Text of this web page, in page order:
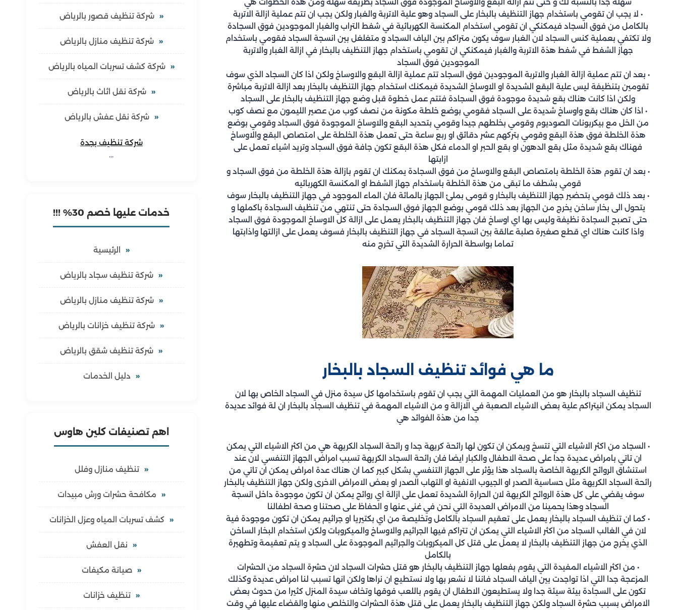
سهلة جدا بالنسبة لك و حتى تتم ازالة البقع والاوساخ الموجودة فوق السجاد بطريقة سهلة ومن هذة الخطوات هي
• لا يجب ان تقومي باستخدام جهاز التنظيف بالبخار على السجاد وهو علية الاتربة والغبار ولكن يجب ان تتم عملية ازالة الاتربة
بالكامل من فوق السجاد فيمكنكي ان تقومي استخدام المكنسة الكهربائية في شفط التراب والغبار الموجودين فوق السجادة
ولا تكتفي بعملية كنس السجاد لان الغبار سوف يكون متراكم بين الياف السجاد و متغلغل بين انسجة السجاد فقومي باستخدام
جهاز الشفط في شفط هذة الاتربة والغبار فيمكنكي ان تقومي باستخدام جهاز التنظيف بالبخار في ازالة الغبار والاتربة
الموجودين فوق السجاد
• بعد ان تتم عملية ازالة الغبار والاتربة الموجودين فوق السجاد تتم عملية ازالة البقع والاوساخ ولكن اذا كان السجاد الذي سوف
تقومين بتنظيفة ليس علية البقع الشديدة او الاوساخ الشديدة فيمكنك استخدام جهاز التنظيف بالبخار بعد ازالة الاتربة مباشرة
ولكن اذا كانت هناك بقع شديدة موجودة فوق السجادة فتتم عمل خطوة قبل وضع جهاز التنظيف بالبخار على السجاد
• اذا كان هناك بقع واوساخ شديدة على السجاد فقومي بوضع خلطة مكونة من نصف كوب من عصير الليمون مع نصف كوب
من الخل مع بيكربونات الصوديوم وقومي بخلطهم جيدا وقومي بتحديد البقع والاوساخ الموجودة فوق السجاد وقومي بوضع
هذة الخلطة فوق هذة البقع وقومي بتركهم عشر دقائق او ربع ساعة حتى تعمل هذة الخلطة على امتصاص البقع والاوساخ
فهناك بقع شديدة مثل بقع الدهون او بقع الحبر او الدماء فكل هذة البقع تكون جافة فوق السجاد وتريد اشياء تعمل على
ازابتها
• بعد ان تقوم هذة الخلطة بامتصاص البقع والاوساخ من فوق السجادة يمكنك ان تقوم بازالة هذة الخلطة من فوق السجاد و
قومي بشطف ما تبقى من هذة الخلطة باستخدام جهاز الشفط او المكنسة الكهربائيه
• بعد ذلك قومي بتحضير جهاز التنظيف بالبخار و قومى بملئ الجهاز بالمائة فان الماء الموجود في جهاز التنظيف بالبخار سوف
يتحول الى بخار ساخن يخرج من الجهاز بعد ذلك قومي بوضع الجهاز فوق السجادة حتى تنتهي من تنظيف السجادة باكملها و
حتى تصبح السجادة نظيفة وليس بها اي اوساخ فان جهاز التنظيف بالبخار يعمل على ازالة كل الاوساخ الموجودة فوق السجاد
واذا كانت هناك اي قطع صغيرة صلبة عالقة بين انسجة السجاد في جهاز التنظيف بالبخار فسوف يعمل على ازالتها واذابتها
تماما بواسطة الحرارة الشديدة التي تخرج منه
ما هي فوائد تنظيف السجاد بالبخار
تنظيف السجاد بالبخار هو من العمليات المهمة التي يجب ان تقوم باستخدامها كل سيدة منزل في السجاد الخاص بها لان
السجاد يمكن انيتراكم علية بعض الاشياء الصعبة في الازالة و من الاشياء المهمة في تنظيف السجاد بالبخار ان لة فوائد عديدة
جدا من هذة الفوائد هي
• السجاد من اكثر الاشياء التي تتسخ ويمكن ان تكون لها رائحة كريهة جدا و رائحة السجاد الكريهة هي من اكثر الاشياء التي يمكن
ان تاتي بامراض عديدة جدا على صحة الاطفال والكبار ايضا فان رائحة السجاد الكريهة تسبب امراض الجهاز التنفسي لان عند
استنشاق الروائح الكريهة الخاصة بالسجاد هذا يؤثر على الجهاز التنفسي بشكل كبير كما ان هناك عدة امراض يمكن ان تاتي من
رائحة السجاد الكريهة مثل حساسية الصدر او الجيوب الانفية او التهاب الصدر او بعض الامراض الاخرى ولكن جهاز التنظيف بالبخار
سوف يقضي على كل هذة الروائح الكريهة لان الحرارة الشديدة تعمل على ازالة اي روائح يمكن ان تكون موجودة داخل انسجة
السجاد وهذا يحمينا من الامراض العديدة التي نحن في غنى عنها و الحفاظ على صحتنا و صحة اطفالنا
• كما ان تنظيف السجاد بالبخار يعمل على تعقيم السجاد بالكامل وتخليصة من اي بكتيريا او جراثيم يمكن ان تكون موجودة فية
لان في الغالب السجاد من اكثر الاشياء التي يمكن ان تتراكم فيها الجراثيم والاوساخ والميكروبات ولكن استخدام البخار الساخن
الذي يخرج من جهاز التنظيف بالبخار لا يعمل على قتل كل الميكروبات والجراثيم الموجودة على السجاد و يتم تعقيمة وتطهيرة
بالكامل
• من اكثر الاشياء المفيدة التي يقوم بفعلها جهاز التنظيف بالبخار هو قتل حشرات السجاد لان حشرة السجاد من الحشرات
المزعجة جدا التي اذا تواجدت بين الياف السجاد فاننا لا نشعر بها ولا نستطيع ان نراها ولكن انها تسبب لنا امراض عديدة وكذلك
تكون على السجادة بيئة سيئة جدا ولا يستطيعون الاطفال ان يقوم باللعب فوقها وتخاف سيدة المنزل كثيرا من حدوث بعض
الامراض بسبب حشرة السجاد ولكن جهاز التنظيف بالبخار يعمل على قتل هذة الحشرات والتخلص منها والقضاء عليها في وقت
شركة تنظيف قصور بالرياض
شركة تنظيف منازل بالرياض
شركة كشف تسربات المياه بالرياض
شركة نقل اثاث بالرياض
شركة نقل عفش بالرياض
شركة تنظيف بجدة
…
خدمات عليها خصم 30% !!!
الرئيسية
شركة تنظيف سجاد بالرياض
شركة تنظيف منازل بالرياض
شركة تنظيف خزانات بالرياض
شركة تنظيف شقق بالرياض
دليل الخدمات
اهم تصنيفات كلين هاوس
تنظيف منازل وفلل
مكافحة حشرات ورش مبيدات
كشف تسربات المياه وعزل الخزانات
نقل العفش
صيانة مكيفات
تنظيف خزانات